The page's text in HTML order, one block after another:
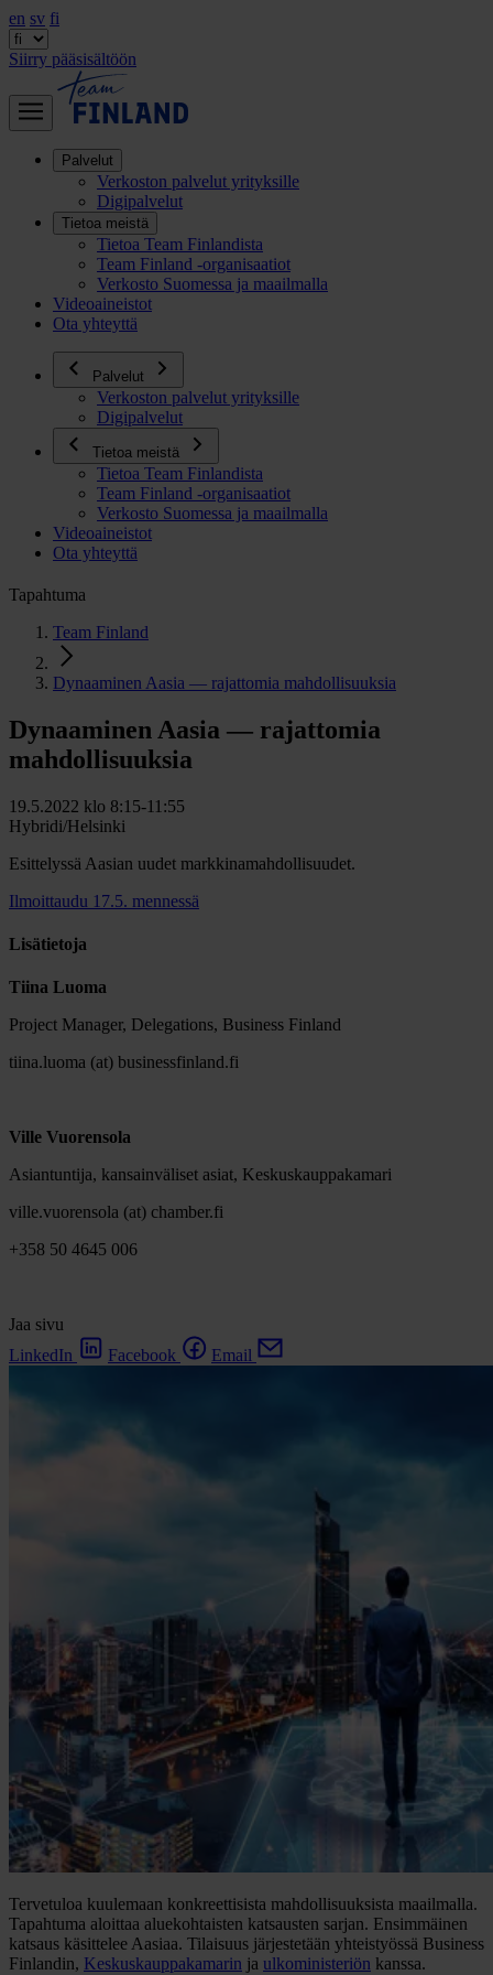
en sv fi
Siirry pääsisältöön
Palvelut
Verkoston palvelut yrityksille
Digipalvelut
Tietoa meistä
Tietoa Team Finlandista
Team Finland -organisaatiot
Verkosto Suomessa ja maailmalla
Videoaineistot
Ota yhteyttä
Palvelut
Verkoston palvelut yrityksille
Digipalvelut
Tietoa meistä
Tietoa Team Finlandista
Team Finland -organisaatiot
Verkosto Suomessa ja maailmalla
Videoaineistot
Ota yhteyttä
Tapahtuma
Team Finland
Dynaaminen Aasia — rajattomia mahdollisuuksia
Dynaaminen Aasia — rajattomia
mahdollisuuksia
19.5.2022 klo 8:15-11:55
Hybridi/Helsinki
Esittelyssä Aasian uudet markkinamahdollisuudet.
Ilmoittaudu 17.5. mennessä
Lisätietoja
Tiina Luoma
Project Manager, Delegations, Business Finland
tiina.luoma (at) businessfinland.fi
Ville Vuorensola
Asiantuntija, kansainväliset asiat, Keskuskauppakamari
ville.vuorensola (at) chamber.fi
+358 50 4645 006
Jaa sivu
LinkedIn
Facebook Email
Tervetuloa kuulemaan konkreettisista mahdollisuuksista maailmalla.
Tapahtuma aloittaa aluekohtaisten katsausten sarjan. Ensimmäinen
katsaus käsittelee Aasiaa. Tilaisuus järjestetään yhteistyössä Business
Finlandin, Keskuskauppakamarin ja ulkoministeriön kanssa.